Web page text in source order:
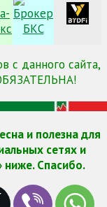
с данного сайта,
и полезна для
сетях и
ниже. Спасибо.